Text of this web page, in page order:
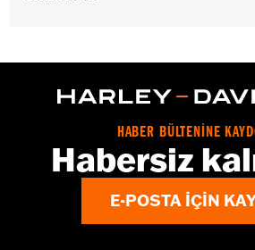
WARRANTY:
HABER BÜLTENİNE
Habersiz
E-POSTA IÇIN